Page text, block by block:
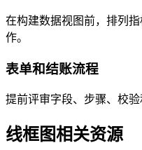
在构建数据视图前，排列
作。
表单和结账流程
提前评审字段、步骤、校
线框图相关资源